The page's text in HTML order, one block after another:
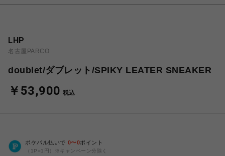
LHP
名古屋PARCO
doublet/ダブレット/SPIKY LEATER SNEAKER
￥53,900 税込
ポケパル払いで 0〜0ポイント
（1P=1円）※キャンペーン分除く